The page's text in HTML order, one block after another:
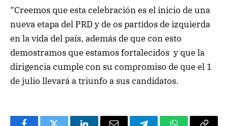
“Creemos que esta celebración es el inicio de una
nueva etapa del PRD y de os partidos de izquierda
en la vida del país, además de que con esto
demostramos que estamos fortalecidos y que la
dirigencia cumple con su compromiso de que el 1
de julio llevará a triunfo a sus candidatos.